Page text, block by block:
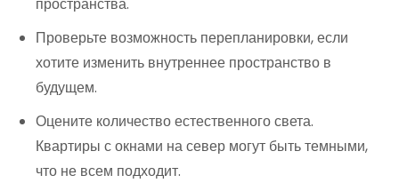
Проверьте возможность перепланировки, если
хотите изменить внутреннее пространство в
будущем.
Оцените количество естественного света.
Квартиры с окнами на север могут быть темными,
что не всем подходит.